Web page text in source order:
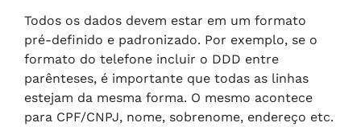
Todos os dados devem estar em um formato
pré-definido e padronizado. Por exemplo, se o
formato do telefone incluir o DDD entre
parênteses, é importante que todas as linhas
estejam da mesma forma. O mesmo acontece
para CPF/CNPJ, nome, sobrenome, endereço etc.